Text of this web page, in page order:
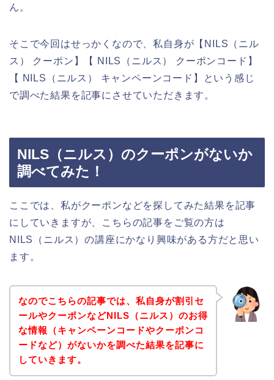
ん。
そこで今回はせっかくなので、私自身が【NILS（ニル
ス） クーポン】【 NILS（ニルス） クーポンコード】
【 NILS（ニルス） キャンペーンコード】という感じ
で調べた結果を記事にさせていただきます。
NILS（ニルス）のクーポンがないか
調べてみた！
ここでは、私がクーポンなどを探してみた結果を記事
にしていきますが、こちらの記事をご覧の方は
NILS（ニルス）の講座にかなり興味がある方だと思い
ます。
なのでこちらの記事では、私自身が割引セ
ールやクーポンなどNILS（ニルス）のお得
な情報（キャンペーンコードやクーポンコ
ードなど）がないかを調べた結果を記事に
していきます。